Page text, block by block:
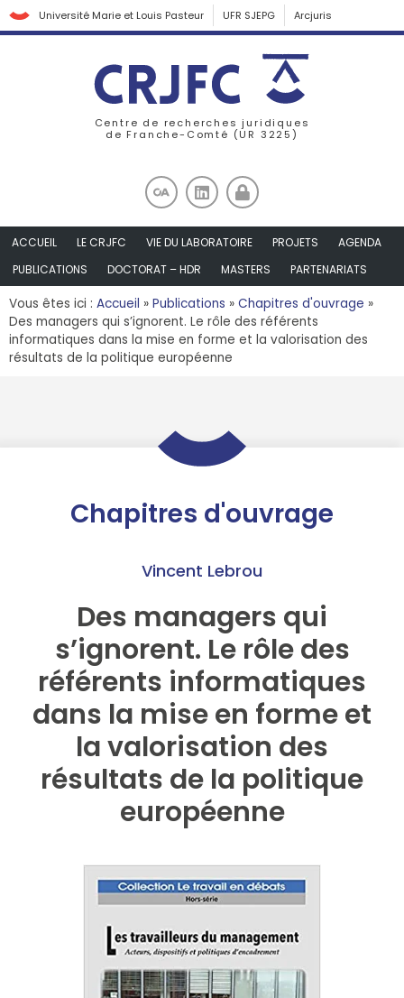
Université Marie et Louis Pasteur UFR SJEPG Arcjuris
Centre de recherches juridiques
de Franche-Comté (UR 3225)
ACCUEIL LE CRJFC VIE DU LABORATOIRE PROJETS
AGENDA
PUBLICATIONS
DOCTORAT – HDR MASTERS PARTENARIATS
Vous êtes ici : Accueil » Publications » Chapitres d'ouvrage »
Des managers qui s’ignorent. Le rôle des référents
informatiques dans la mise en forme et la valorisation des
résultats de la politique européenne
Chapitres d'ouvrage
Vincent Lebrou
Des managers qui
s’ignorent. Le rôle des
référents informatiques
dans la mise en forme et
la valorisation des
résultats de la politique
européenne